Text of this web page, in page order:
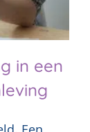
in een